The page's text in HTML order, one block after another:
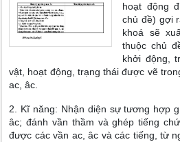
hoạt động
chủ đề) gợi
khoá sẽ
thuộc chủ
khởi động,
vật, hoạt động, trạng thái được vẽ
ac, âc.
2. Kĩ năng: Nhận diện sự tương hợp
âc; đánh vần thầm và ghép tiếng
được các vần ac, âc và các tiếng, từ